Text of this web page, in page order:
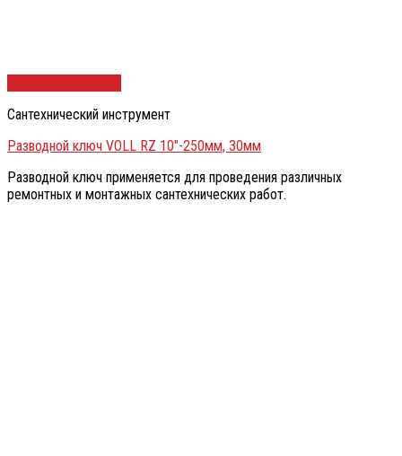
Сантехнический инструмент
Разводной ключ VOLL RZ 10″-250мм, 30мм
Разводной ключ применяется для проведения различных
ремонтных и монтажных сантехнических работ.